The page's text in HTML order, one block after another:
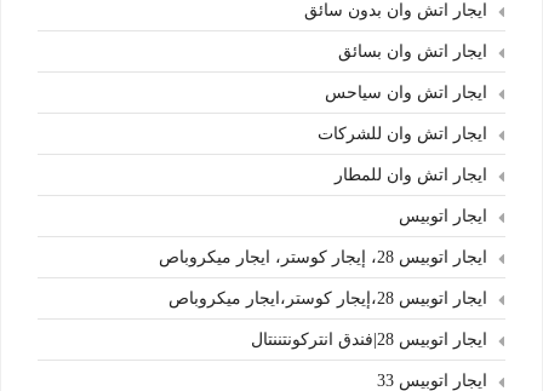
ايجار اتش وان بدون سائق
ايجار اتش وان بسائق
ايجار اتش وان سياحس
ايجار اتش وان للشركات
ايجار اتش وان للمطار
ايجار اتوبيس
ايجار اتوبيس 28، إيجار كوستر، ايجار ميكروباص
ايجار اتوبيس 28،إيجار كوستر،ايجار ميكروباص
ايجار اتوبيس 28|فندق انتركونتننتال
ايجار اتوبيس 33